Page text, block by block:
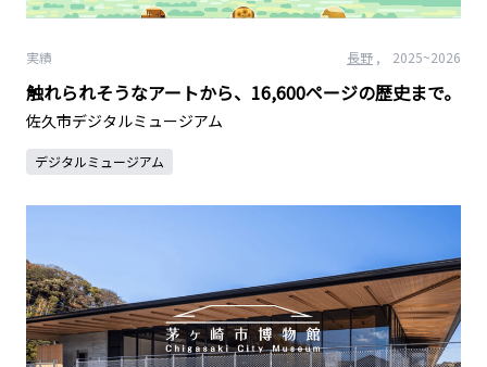
実績 長野 , 2025~2026
触れられそうなアートから、16,600ページの歴史まで。
佐久市デジタルミュージアム
デジタルミュージアム